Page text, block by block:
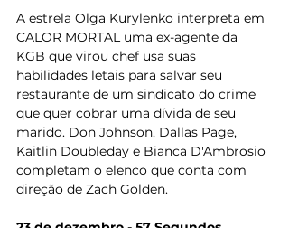
A estrela Olga Kurylenko interpreta em
CALOR MORTAL uma ex-agente da
KGB que virou chef usa suas
habilidades letais para salvar seu
restaurante de um sindicato do crime
que quer cobrar uma dívida de seu
marido. Don Johnson, Dallas Page,
Kaitlin Doubleday e Bianca D'Ambrosio
completam o elenco que conta com
direção de Zach Golden.